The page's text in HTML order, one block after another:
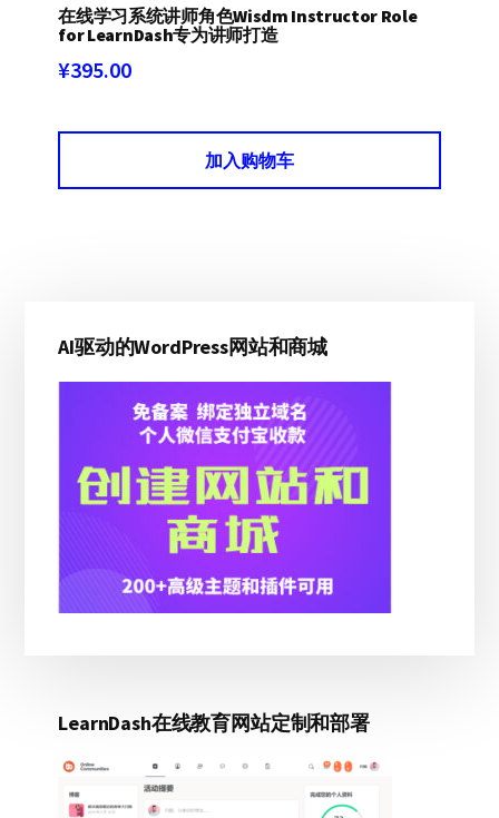
在线学习系统讲师角色Wisdm Instructor Role
for LearnDash专为讲师打造
¥395.00
加入购物车
侧AI驱动的WordPress网站和商城
LearnDash在线教育网站定制和部署